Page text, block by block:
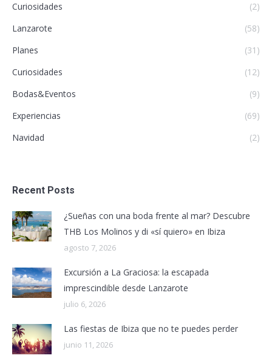
Curiosidades
(2)
Lanzarote
(58)
Planes
(31)
Curiosidades
(12)
Bodas&Eventos
(9)
Experiencias
(69)
Navidad
(2)
Recent Posts
¿Sueñas con una boda frente al mar? Descubre
THB Los Molinos y di «sí quiero» en Ibiza
agosto 7, 2026
Excursión a La Graciosa: la escapada
imprescindible desde Lanzarote
julio 6, 2026
Las fiestas de Ibiza que no te puedes perder
junio 11, 2026